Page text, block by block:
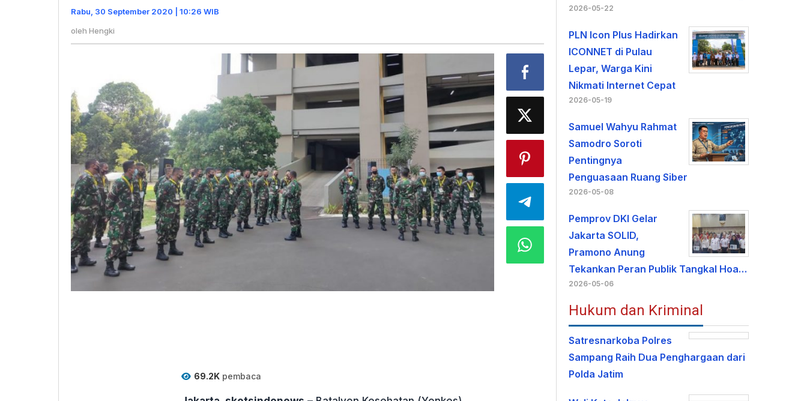
Ke
Rumah
Wisma
Atlet
Rabu, 30 September 2020 | 10:26 WIB
oleh Hengki
69.2Kpembaca
2026-05-22
PLN Icon Plus Hadirkan
ICONNET di Pulau
Lepar, Warga Kini
Nikmati Internet Cepat
2026-05-19
Samuel Wahyu Rahmat
Samodro Soroti
Pentingnya
Penguasaan Ruang Siber
2026-05-08
Pemprov DKI Gelar
Jakarta SOLID,
Pramono Anung
Tekankan Peran Publik Tangkal Hoa…
2026-05-06
Hukum dan Kriminal
Satresnarkoba Polres
Sampang Raih Dua Penghargaan dari
Polda Jatim